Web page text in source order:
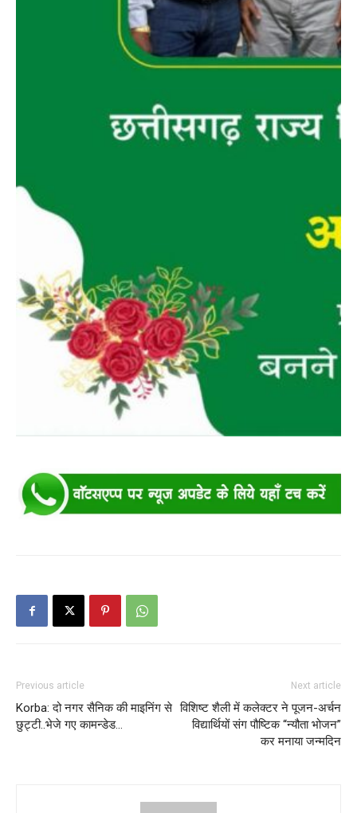
Previous article
Korba: दो नगर सैनिक की माइनिंग से
छुट्टी..भेजे गए कामन्डेड…
Next article
विशिष्ट शैली में कलेक्टर ने पूजन-अर्चन
विद्यार्थियों संग पौष्टिक “न्यौता भोजन”
कर मनाया जन्मदिन